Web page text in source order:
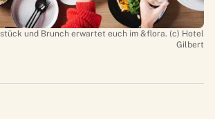
und Brunch erwartet euch im &flora. (c) Hotel
Gilbert